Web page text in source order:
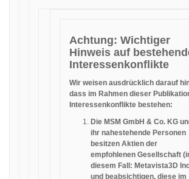
Achtung: Wichtiger
Hinweis auf
Interessenkonflikte
Wir weisen ausdrücklich darauf
dass im Rahmen dieser
Interessenkonflikte bestehen:
Die MSM GmbH & Co. KG
ihr nahestehende Personen
besitzen Aktien der
empfohlenen Gesellschaft
diesem Fall: Metavista3D
und beabsichtigen, diese im